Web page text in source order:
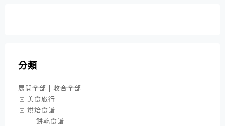
分類
展開全部
收合全部
美食旅行
烘焙食譜
餅乾食譜